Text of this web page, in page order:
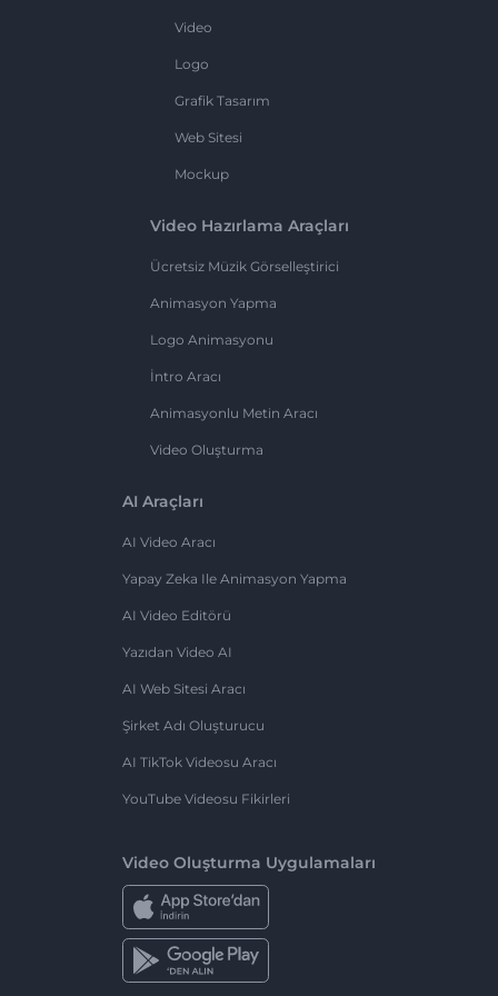
Video
Logo
Grafik Tasarım
Web Sitesi
Mockup
Video Hazırlama Araçları
Ücretsiz Müzik Görselleştirici
Animasyon Yapma
Logo Animasyonu
İntro Aracı
Animasyonlu Metin Aracı
Video Oluşturma
AI Araçları
AI Video Aracı
Yapay Zeka Ile Animasyon Yapma
AI Video Editörü
Yazıdan Video AI
AI Web Sitesi Aracı
Şirket Adı Oluşturucu
AI TikTok Videosu Aracı
YouTube Videosu Fikirleri
Video Oluşturma Uygulamaları